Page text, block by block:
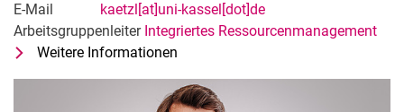
E-Mail
kaetzl[at]uni-kassel[dot]de
Arbeitsgruppenleiter Integriertes Ressourcenmanagement
Weitere Informationen